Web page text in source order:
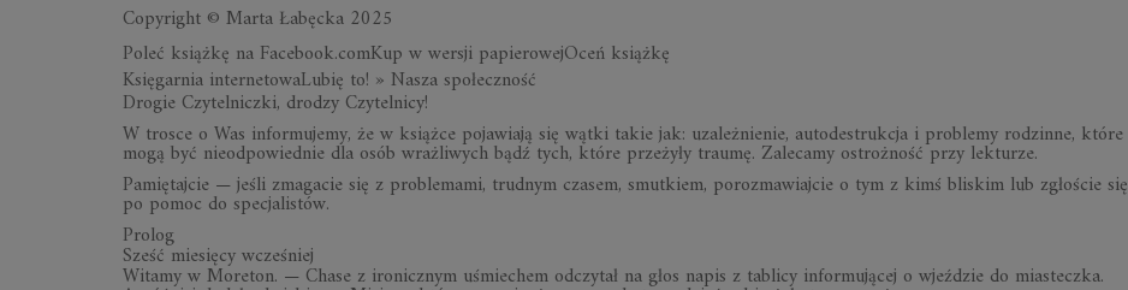
Copyright © Marta Łabęcka 2025
Poleć książkę na Facebook.comKup w wersji papierowejOceń książkę
Księgarnia internetowaLubię to! » Nasza społeczność
Drogie Czytelniczki, drodzy Czytelnicy!
W trosce o Was informujemy, że w książce pojawiają się wątki takie jak: uzależnienie, autodestrukcja i problemy rodzinne, które
mogą być nieodpowiednie dla osób wrażliwych bądź tych, które przeżyły traumę. Zalecamy ostrożność przy lekturze.
Pamiętajcie — jeśli zmagacie się z problemami, trudnym czasem, smutkiem, porozmawiajcie o tym z kimś bliskim lub zgłoście się
po pomoc do specjalistów.
Prolog
Sześć miesięcy wcześniej
Witamy w Moreton. — Chase z ironicznym uśmiechem odczytał na głos napis z tablicy informującej o wjeździe do miasteczka.